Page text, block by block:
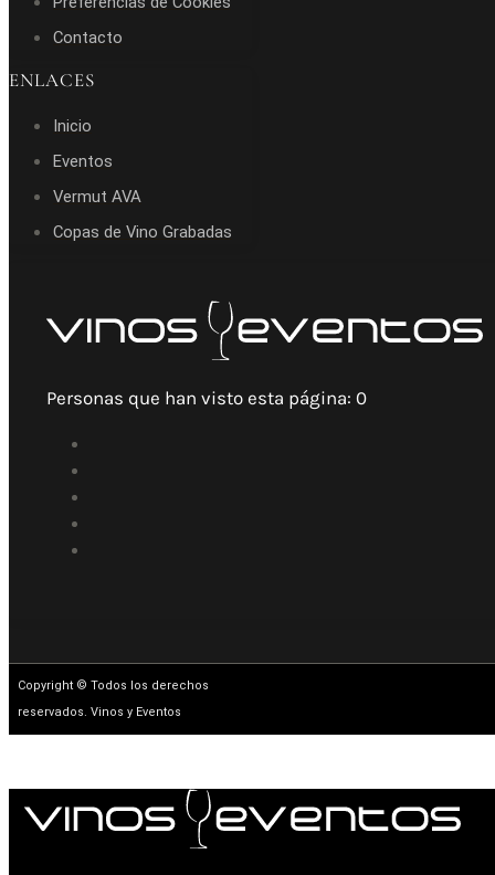
Contacto
ENLACES
Inicio
Eventos
Vermut AVA
Copas de Vino Grabadas
Personas que han visto esta página: 0
Copyright © Todos los derechos
reservados. Vinos y Eventos